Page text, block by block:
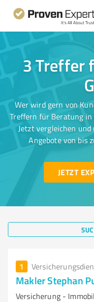
3 Treffer
Wer wird gern von
Treffern für Beratung in
Jetzt vergleichen
Angebote von bis
JETZT
1
Makler Stephan
Versicherung -